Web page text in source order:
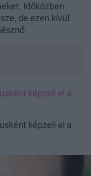
Időközben
de ezen kívül
képzeli el a
képzeli el a